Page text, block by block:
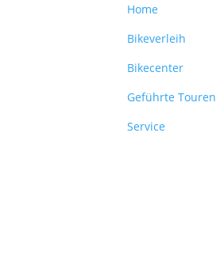
Home
Bikeverleih
Bikecenter
Geführte Touren
Service